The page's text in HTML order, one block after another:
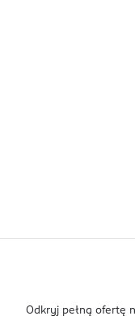
Odkryj pełną ofertę